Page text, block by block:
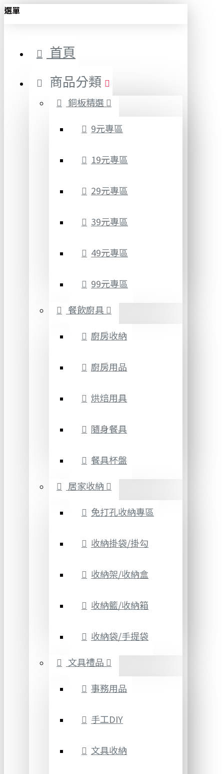
選單
首頁
商品分類
銅板精選
9元專區
19元專區
29元專區
39元專區
49元專區
99元專區
餐飲廚具
廚房收納
廚房用品
烘焙用具
隨身餐具
餐具杯盤
居家收納
免打孔收納專區
收納掛袋/掛勾
收納架/收納盒
收納籃/收納箱
收納袋/手提袋
文具禮品
事務用品
手工DIY
文具收納